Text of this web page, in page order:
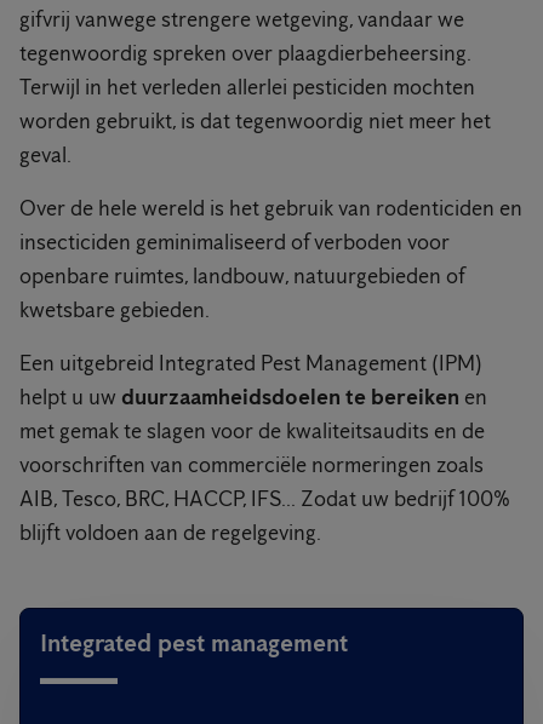
gifvrij vanwege strengere wetgeving, vandaar we
tegenwoordig spreken over plaagdierbeheersing.
Terwijl in het verleden allerlei pesticiden mochten
worden gebruikt, is dat tegenwoordig niet meer het
geval.
Over de hele wereld is het gebruik van rodenticiden en
insecticiden geminimaliseerd of verboden voor
openbare ruimtes, landbouw, natuurgebieden of
kwetsbare gebieden.
Een uitgebreid Integrated Pest Management (IPM)
helpt u uw duurzaamheidsdoelen te bereiken en
met gemak te slagen voor de kwaliteitsaudits en de
voorschriften van commerciële normeringen zoals
AIB, Tesco, BRC, HACCP, IFS... Zodat uw bedrijf 100%
blijft voldoen aan de regelgeving.
Integrated pest management